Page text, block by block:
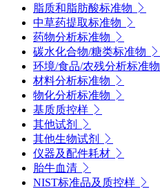
脂质和脂肪酸标准物
中草药提取标准物
药物分析标准物
碳水化合物/糖类标准物
环境/食品/农残分析标准物
材料分析标准物
物化分析标准物
基质质控样
其他试剂
其他生物试剂
仪器及配件耗材
胎牛血清
NIST标准品及质控样